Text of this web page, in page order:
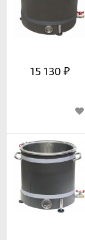
15 130 ₽